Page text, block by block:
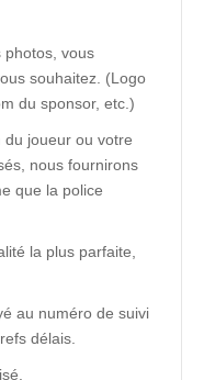
photos, vous
souhaitez. (Logo
du sponsor, etc.)
joueur ou votre
nous fournirons
que la police
la plus parfaite,
au numéro de suivi
délais.